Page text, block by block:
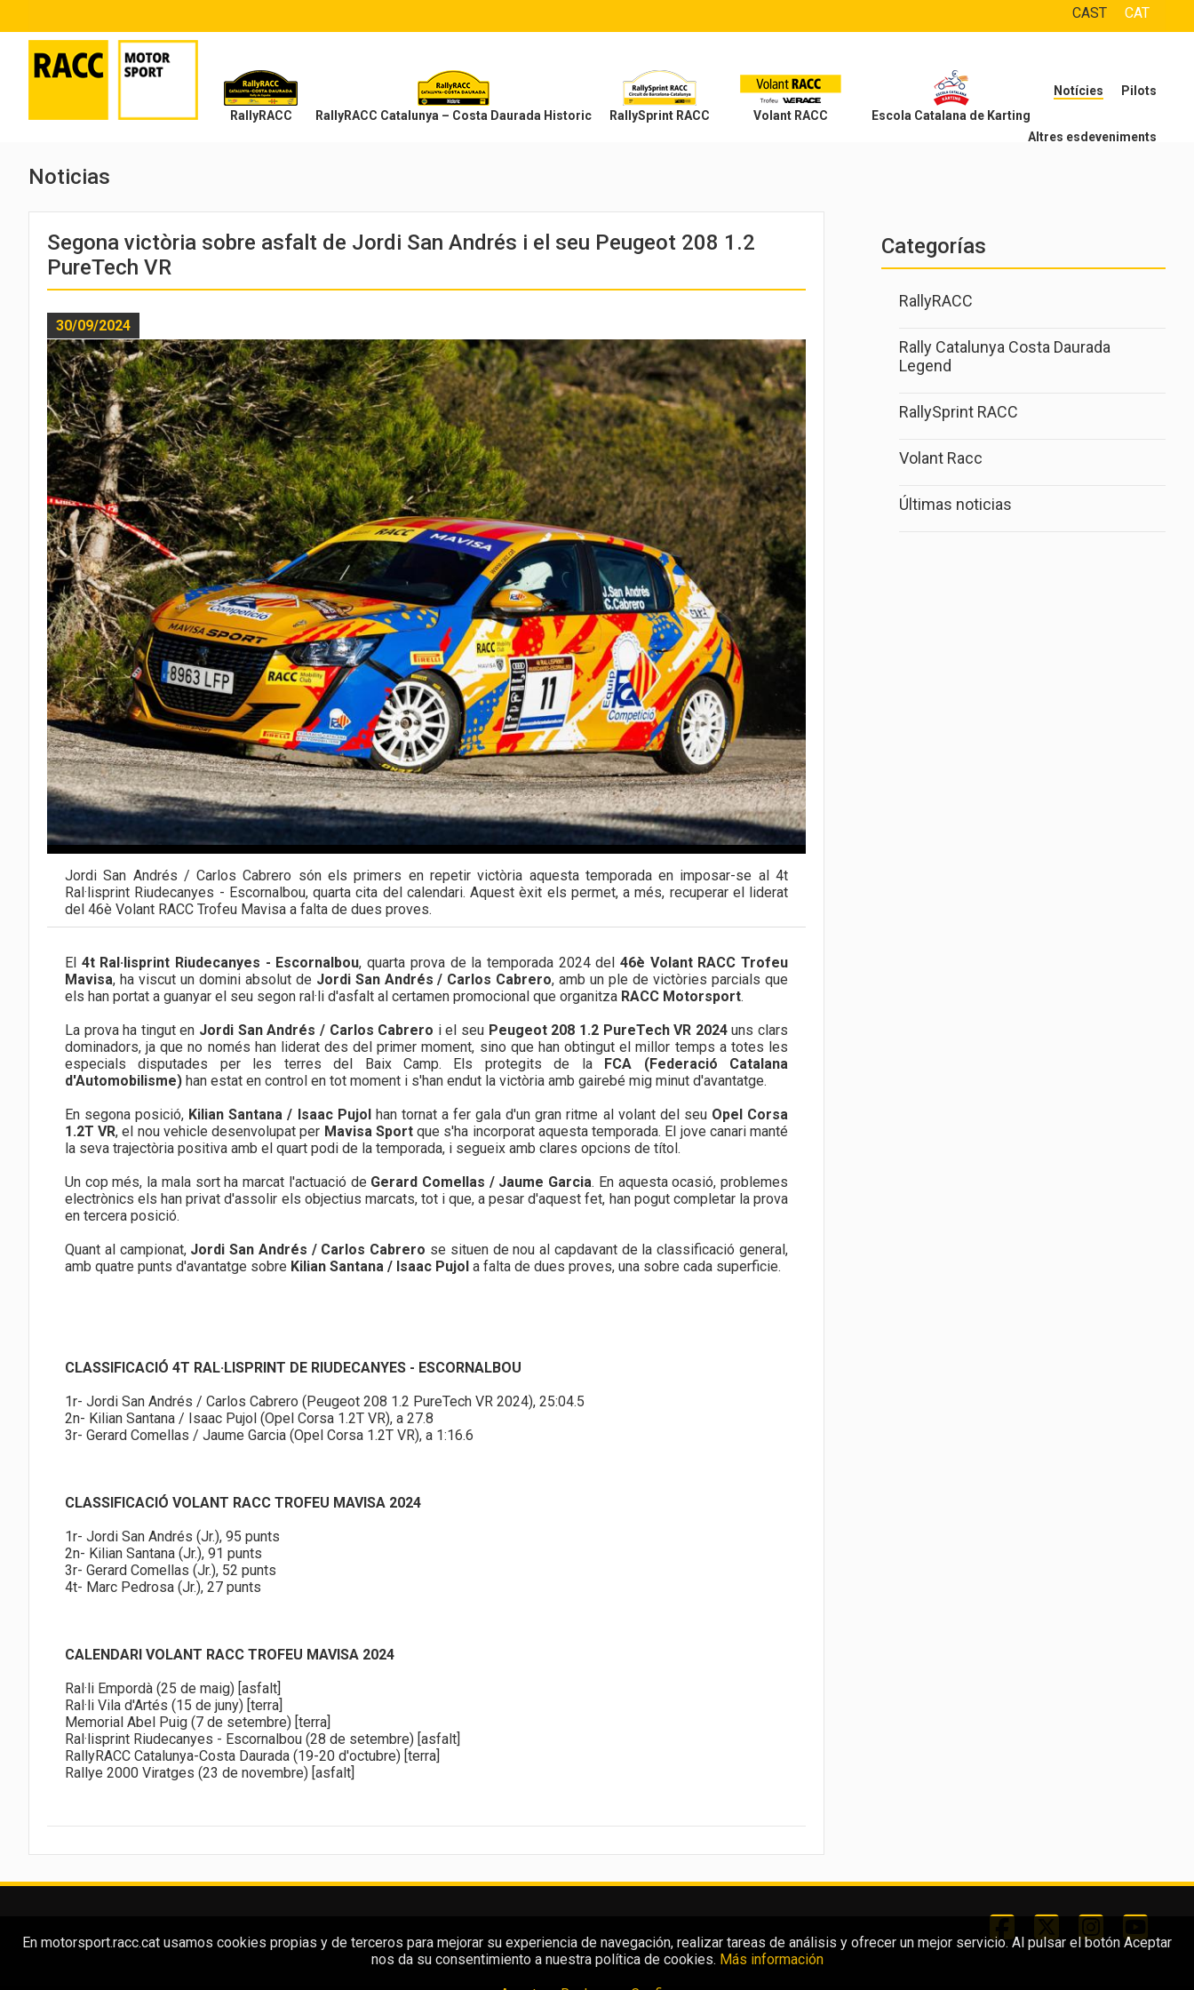
CAST CAT
RallyRACC RallyRACC Catalunya – Costa Daurada Historic RallySprint RACC Volant RACC Escola Catalana de Karting
Pilots
Notícies
Altres esdeveniments
Noticias
Segona victòria sobre asfalt de Jordi San Andrés i el seu Peugeot 208 1.2
PureTech VR
30/09/2024
Jordi San Andrés / Carlos Cabrero són els primers en repetir victòria aquesta temporada en imposar-se al 4t
Ral·lisprint Riudecanyes - Escornalbou, quarta cita del calendari. Aquest èxit els permet, a més, recuperar el liderat
del 46è Volant RACC Trofeu Mavisa a falta de dues proves.
El 4t Ral·lisprint Riudecanyes - Escornalbou, quarta prova de la temporada 2024 del 46è Volant RACC Trofeu
Mavisa, ha viscut un domini absolut de Jordi San Andrés / Carlos Cabrero, amb un ple de victòries parcials que
els han portat a guanyar el seu segon ral·li d'asfalt al certamen promocional que organitza RACC Motorsport.
La prova ha tingut en Jordi San Andrés / Carlos Cabrero i el seu Peugeot 208 1.2 PureTech VR 2024uns clars
dominadors, ja que no només han liderat des del primer moment, sino que han obtingut el millor temps a totes les
especials disputades per les terres del Baix Camp. Els protegits de la
FCA (Federació Catalana
d'Automobilisme) han estat en control en tot moment i s'han endut la victòria amb gairebé mig minut d'avantatge.
En segona posició, Kilian Santana / Isaac Pujol han tornat a fer gala d'un gran ritme al volant del seu Opel Corsa
1.2T VR, el nou vehicle desenvolupat per Mavisa Sportque s'ha incorporat aquesta temporada. El jove canari manté
la seva trajectòria positiva amb el quart podi de la temporada, i segueix amb clares opcions de títol.
Un cop més, la mala sort ha marcat l'actuació de Gerard Comellas / Jaume Garcia. En aquesta ocasió, problemes
electrònics els han privat d'assolir els objectius marcats, tot i que, a pesar d'aquest fet, han pogut completar la prova
en tercera posició.
Quant al campionat, Jordi San Andrés / Carlos Cabrero se situen de nou al capdavant de la classificació general,
amb quatre punts d'avantatge sobre Kilian Santana / Isaac Pujol a falta de dues proves, una sobre cada superficie.
CLASSIFICACIÓ 4T RAL·LISPRINT DE RIUDECANYES - ESCORNALBOU
1r- Jordi San Andrés / Carlos Cabrero (Peugeot 208 1.2 PureTech VR 2024), 25:04.5
2n- Kilian Santana / Isaac Pujol (Opel Corsa 1.2T VR), a 27.8
3r- Gerard Comellas / Jaume Garcia (Opel Corsa 1.2T VR), a 1:16.6
CLASSIFICACIÓ VOLANT RACC TROFEU MAVISA 2024
1r- Jordi San Andrés (Jr.), 95 punts
2n- Kilian Santana (Jr.), 91 punts
3r- Gerard Comellas (Jr.), 52 punts
4t- Marc Pedrosa (Jr.), 27 punts
CALENDARI VOLANT RACC TROFEU MAVISA 2024
Ral·li Empordà (25 de maig) [asfalt]
Ral·li Vila d'Artés (15 de juny) [terra]
Memorial Abel Puig (7 de setembre) [terra]
Ral·lisprint Riudecanyes - Escornalbou (28 de setembre) [asfalt]
RallyRACC Catalunya-Costa Daurada (19-20 d'octubre) [terra]
Rallye 2000 Viratges (23 de novembre) [asfalt]
Categorías
RallyRACC
Rally Catalunya Costa Daurada
Legend
RallySprint RACC
Volant Racc
Últimas noticias
En motorsport.racc.cat usamos cookies propias y de terceros para mejorar su experiencia de navegación, realizar tareas de análisis y ofrecer un mejor servicio. Al pulsar el botón Aceptar
nos da su consentimiento a nuestra política de cookies. Más información